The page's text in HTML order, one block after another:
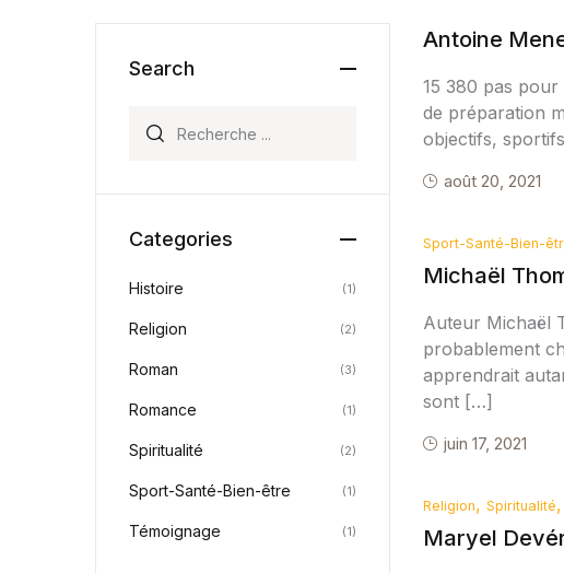
Antoine
15 380 pas
de préparation
objectifs,
août 20, 2021
Sport-Santé-Bien-
Michaël
Auteur Michaël
probablement
apprendrait
sont […]
juin 17, 2021
Religion, Spiritualité,
Maryel
Search
Categories
Histoire (1)
Religion (2)
Roman (3)
Romance (1)
Spiritualité (2)
Sport-Santé-Bien-être (1)
Témoignage (1)